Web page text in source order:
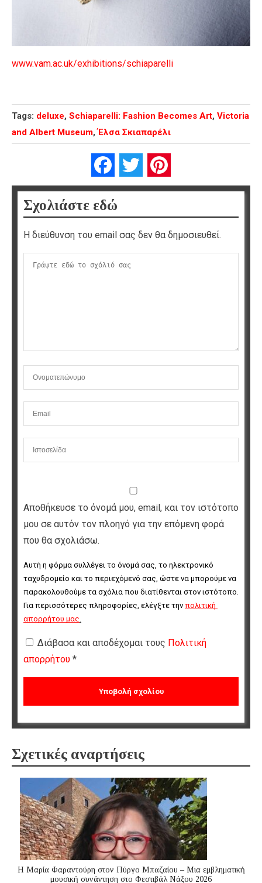
www.vam.ac.uk/exhibitions/schiaparelli
Tags: deluxe, Schiaparelli: Fashion Becomes Art, Victoria
and Albert Museum,Έλσα Σκιαπαρέλι
FacebookTwitter
Σχολιάστε εδώ
Η διεύθυνση του email σας δεν θα δημοσιευθεί.
Αποθήκευσε το όνομά μου, email, και τον ιστότοπο
μου σε αυτόν τον πλοηγό για την επόμενη φορά
που θα σχολιάσω.
Αυτή η φόρμα συλλέγει το όνομά σας, το ηλεκτρονικό
ταχυδρομείο και το περιεχόμενό σας, ώστε να μπορούμε να
παρακολουθούμε τα σχόλια που διατίθενται στον ιστότοπο.
Για περισσότερες πληροφορίες, ελέγξτε την πολιτική
απορρήτου μας.
Διάβασα και αποδέχομαι τους Πολιτική
απορρήτου *
Σχετικές αναρτήσεις
Η Μαρία Φαραντούρη στον Πύργο Μπαζαίου – Μια εμβληματική
μουσική συνάντηση στο Φεστιβάλ Νάξου 2026